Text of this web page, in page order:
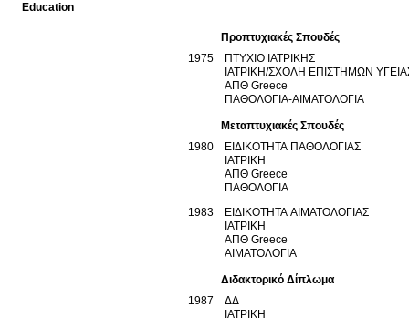
Education
Προπτυχιακές Σπουδές
1975
ΠΤΥΧΙΟ ΙΑΤΡΙΚΗΣ
ΙΑΤΡΙΚΗ/ΣΧΟΛΗ ΕΠΙΣΤΗΜΩΝ
ΑΠΘ Greece
ΠΑΘΟΛΟΓΙΑ-ΑΙΜΑΤΟΛΟΓΙΑ
Μεταπτυχιακές Σπουδές
1980
ΕΙΔΙΚΟΤΗΤΑ ΠΑΘΟΛΟΓΙΑΣ
ΙΑΤΡΙΚΗ
ΑΠΘ Greece
ΠΑΘΟΛΟΓΙΑ
1983
ΕΙΔΙΚΟΤΗΤΑ ΑΙΜΑΤΟΛΟΓΙΑΣ
ΙΑΤΡΙΚΗ
ΑΠΘ Greece
ΑΙΜΑΤΟΛΟΓΙΑ
Διδακτορικό Δίπλωμα
1987
ΔΔ
ΙΑΤΡΙΚΗ